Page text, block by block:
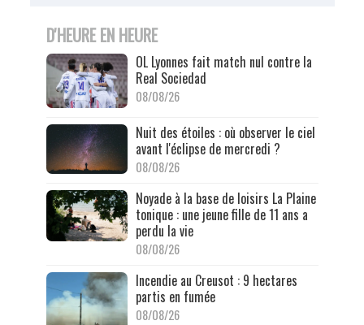
D'HEURE EN HEURE
OL Lyonnes fait match nul contre la
Real Sociedad
08/08/26
Nuit des étoiles : où observer le ciel
avant l'éclipse de mercredi ?
08/08/26
Noyade à la base de loisirs La Plaine
tonique : une jeune fille de 11 ans a
perdu la vie
08/08/26
Incendie au Creusot : 9 hectares
partis en fumée
08/08/26